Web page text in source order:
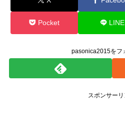
Pocket LINE
pasonica2015をフ
スポンサーリ